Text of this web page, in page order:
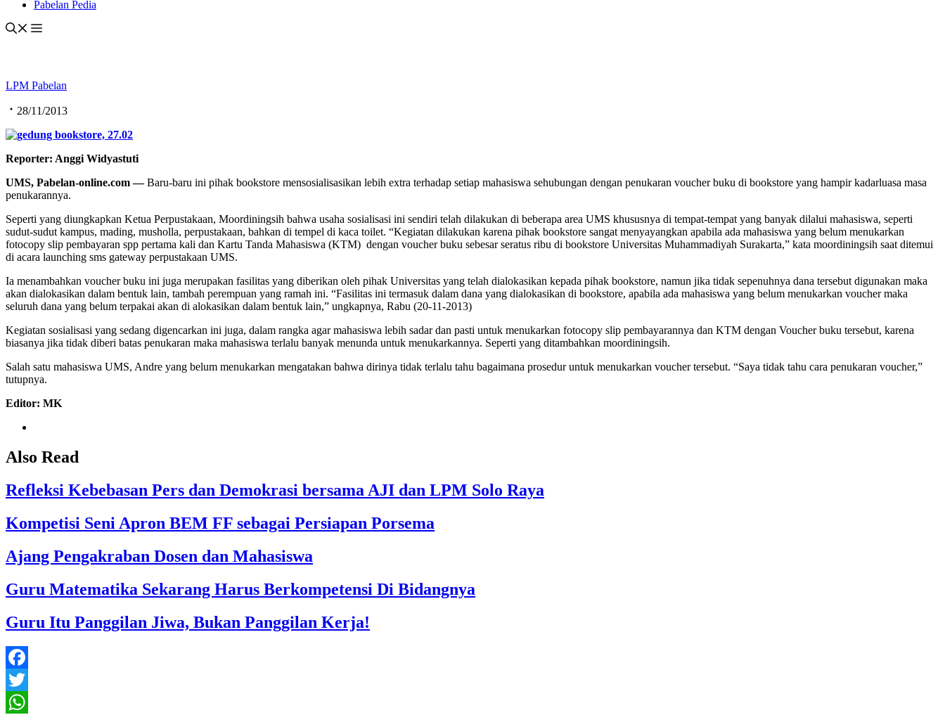
Pabelan Pedia
LPM Pabelan
28/11/2013
Reporter: Anggi Widyastuti
UMS, Pabelan-online.com —Baru-baru ini pihak bookstore mensosialisasikan lebih extra terhadap setiap mahasiswa sehubungan dengan penukaran voucher buku di bookstore yang hampir kadarluasa masa
penukarannya.
Seperti yang diungkapkan Ketua Perpustakaan, Moordiningsih bahwa usaha sosialisasi ini sendiri telah dilakukan di beberapa area UMS khususnya di tempat-tempat yang banyak dilalui mahasiswa, seperti
sudut-sudut kampus, mading, musholla, perpustakaan, bahkan di tempel di kaca toilet. “Kegiatan dilakukan karena pihak bookstore sangat menyayangkan apabila ada mahasiswa yang belum menukarkan
fotocopy slip pembayaran spp pertama kali dan Kartu Tanda Mahasiswa (KTM) dengan voucher buku sebesar seratus ribu di bookstore Universitas Muhammadiyah Surakarta,” kata moordiningsih saat ditemui
di acara launching sms gateway perpustakaan UMS.
Ia menambahkan voucher buku ini juga merupakan fasilitas yang diberikan oleh pihak Universitas yang telah dialokasikan kepada pihak bookstore, namun jika tidak sepenuhnya dana tersebut digunakan maka
akan dialokasikan dalam bentuk lain, tambah perempuan yang ramah ini. “Fasilitas ini termasuk dalam dana yang dialokasikan di bookstore, apabila ada mahasiswa yang belum menukarkan voucher maka
seluruh dana yang belum terpakai akan di alokasikan dalam bentuk lain,” ungkapnya, Rabu (20-11-2013)
Kegiatan sosialisasi yang sedang digencarkan ini juga, dalam rangka agar mahasiswa lebih sadar dan pasti untuk menukarkan fotocopy slip pembayarannya dan KTM dengan Voucher buku tersebut, karena
biasanya jika tidak diberi batas penukaran maka mahasiswa terlalu banyak menunda untuk menukarkannya. Seperti yang ditambahkan moordiningsih.
Salah satu mahasiswa UMS, Andre yang belum menukarkan mengatakan bahwa dirinya tidak terlalu tahu bagaimana prosedur untuk menukarkan voucher tersebut. “Saya tidak tahu cara penukaran voucher,”
tutupnya.
Editor: MK
Also Read
Refleksi Kebebasan Pers dan Demokrasi bersama AJI dan LPM Solo Raya
Kompetisi Seni Apron BEM FF sebagai Persiapan Porsema
Ajang Pengakraban Dosen dan Mahasiswa
Guru Matematika Sekarang Harus Berkompetensi Di Bidangnya
Guru Itu Panggilan Jiwa, Bukan Panggilan Kerja!
Facebook
Twitter